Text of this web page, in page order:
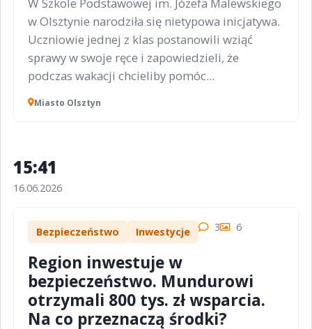
w Olsztynie narodziła się nietypowa inicjatywa.
Uczniowie jednej z klas postanowili wziąć
sprawy w swoje ręce i zapowiedzieli, że
podczas wakacji chcieliby pomóc...
Miasto Olsztyn
15:41
16.06.2026
Bezpieczeństwo Inwestycje 3 6
Region inwestuje w
bezpieczeństwo. Mundurowi
otrzymali 800 tys. zł wsparcia.
Na co przeznaczą środki?